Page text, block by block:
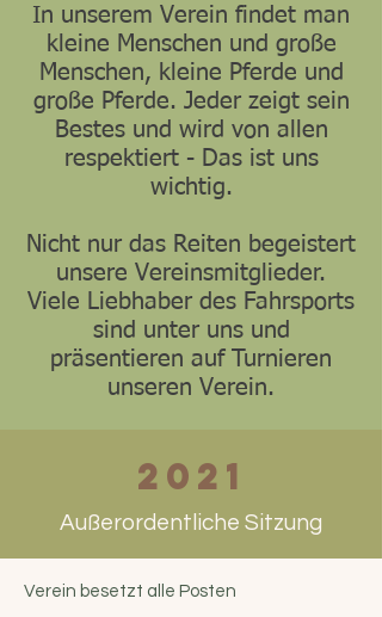
In unserem Verein findet man
kleine Menschen und große
Menschen, kleine Pferde und
große Pferde. Jeder zeigt sein
Bestes und wird von allen
respektiert - Das ist uns
wichtig.
Nicht nur das Reiten begeistert
unsere Vereinsmitglieder.
Viele Liebhaber des Fahrsports
sind unter uns und
präsentieren auf Turnieren
unseren Verein.
Kutsche: Jeder, der das Pferd
2021
Außerordentliche Sitzung
Verein besetzt alle Posten